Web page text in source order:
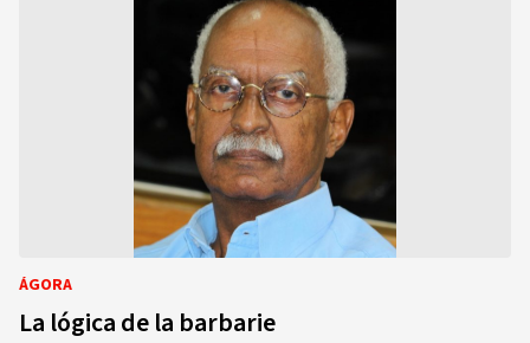
ÁGORA
La lógica de la barbarie